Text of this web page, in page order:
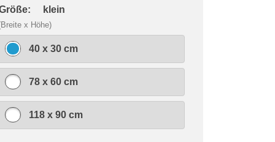
klein
x Höhe)
40 x 30 cm
78 x 60 cm
118 x 90 cm